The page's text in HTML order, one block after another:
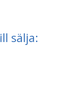
sälja: